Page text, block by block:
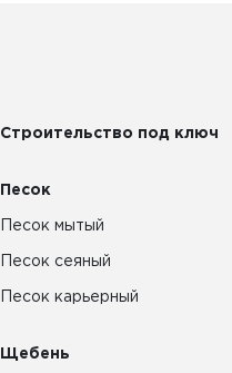
Строительство под ключ
Песок
Песок мытый
Песок сеяный
Песок карьерный
Щебень